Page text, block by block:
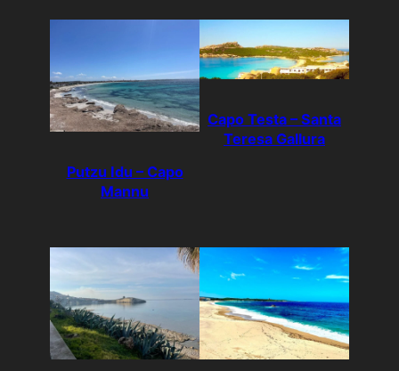
Putzu Idu – Capo
Mannu
Capo Testa – Santa
Teresa Gallura